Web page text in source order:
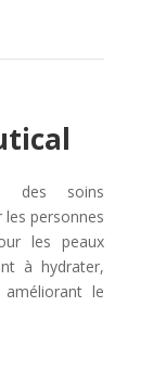
des soins
personnes
les peaux
à hydrater,
le